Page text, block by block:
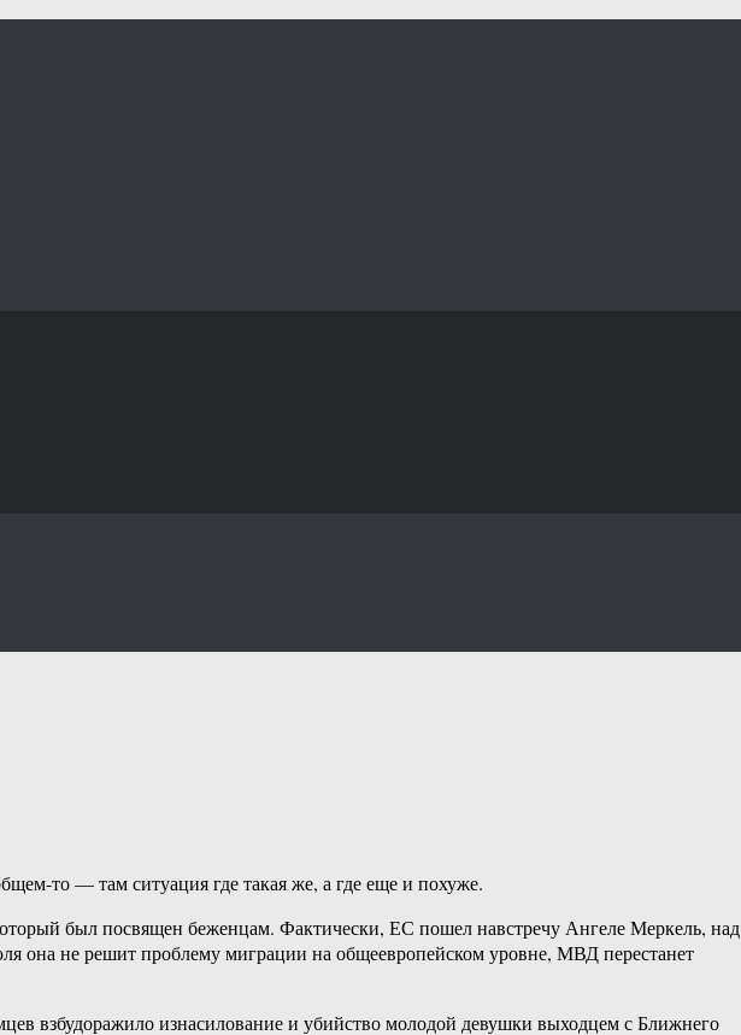
то — там ситуация где такая же, а где еще и похуже.
был посвящен беженцам. Фактически, ЕС пошел навстречу Ангеле Меркель, над
она не решит проблему миграции на общеевропейском уровне, МВД перестанет
взбудоражило изнасилование и убийство молодой девушки выходцем с Ближнего